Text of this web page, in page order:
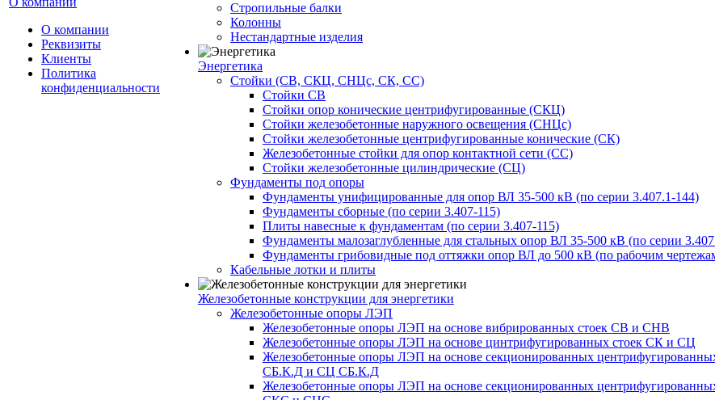
О компании
Реквизиты
Клиенты
Политика
конфиденциальности
Стропильные балки
Колонны
Нестандартные изделия
Энергетика
Стойки (СВ, СКЦ, СНЦс, СК, СС)
Стойки СВ
Стойки опор конические центрифугированные (СКЦ)
Стойки железобетонные наружного освещения (СНЦс)
Стойки железобетонные центрифугированные конические (СК)
Железобетонные стойки для опор контактной сети (СС)
Стойки железобетонные цилиндрические (СЦ)
Фундаменты под опоры
Фундаменты унифицированные для опор ВЛ 35-500 кВ (по серии 3.407.1-144)
Фундаменты сборные (по серии 3.407-115)
Плиты навесные к фундаментам (по серии 3.407-115)
Фундаменты малозаглубленные для стальных опор ВЛ 35-500 кВ (по серии
Фундаменты грибовидные под оттяжки опор ВЛ до 500 кВ (по рабочим
Кабельные лотки и плиты
Железобетонные конструкции для энергетики
Железобетонные опоры ЛЭП
Железобетонные опоры ЛЭП на основе вибрированных стоек СВ и СНВ
Железобетонные опоры ЛЭП на основе цинтрифугированных стоек СК и СЦ
Железобетонные опоры ЛЭП на основе секционированных
СБ.К.Д и СЦ СБ.К.Д
Железобетонные опоры ЛЭП на основе секционированных